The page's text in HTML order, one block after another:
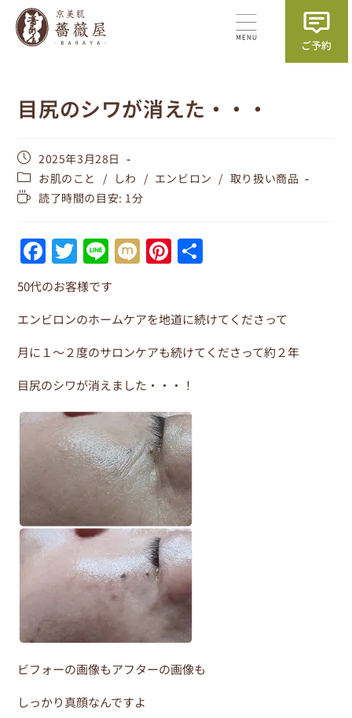
目尻のシワが消えた・・・
2025年3月28日
お肌のこと
/ しわ / エンビロン / 取り扱い商品
読了時間の目安: 1分
F
a
c
e
b
o
o
k
T
w
itt
er
Li
n
M
ix
Pi
nt
e
st
50代のお客様です
エンビロンのホームケアを地道に続けてくださって
月に１～２度のサロンケアも続けてくださって約２年
目尻のシワが消えました・・・！
ビフォーの画像もアフターの画像も
しっかり真顔なんですよ